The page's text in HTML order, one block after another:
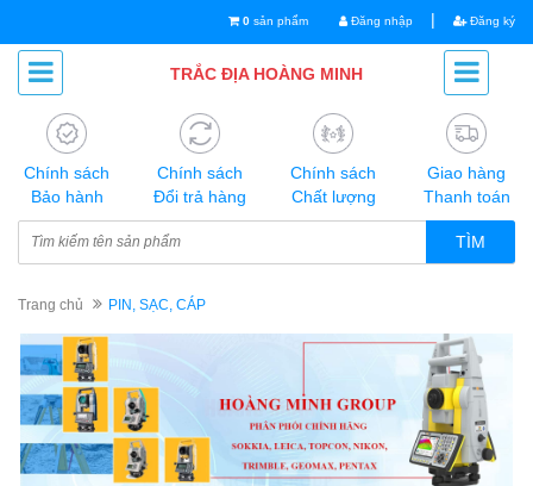
0 sản phẩm Đăng nhập | Đăng ký
TRẮC ĐỊA HOÀNG MINH
Chính sách
Bảo hành
Chính sách
Đổi trả hàng
Chính sách
Chất lượng
Giao hàng
Thanh toán
TÌM
Trang chủ PIN, SẠC, CÁP